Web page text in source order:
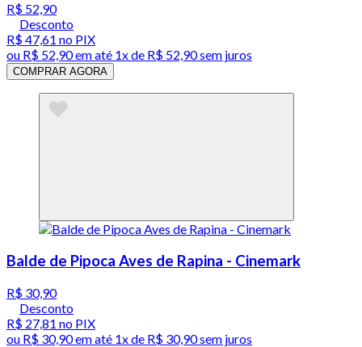
R$ 52,90
Desconto
R$ 47,61 no PIX
ou R$ 52,90em até 1x de R$ 52,90sem juros
COMPRAR AGORA
Balde de Pipoca Aves de Rapina - Cinemark
R$ 30,90
Desconto
R$ 27,81 no PIX
ou R$ 30,90em até 1x de R$ 30,90sem juros